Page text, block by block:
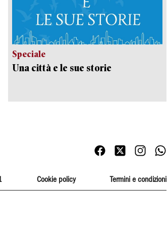
Speciale
Una città e le sue storie
Cookie policy Termini e condizioni